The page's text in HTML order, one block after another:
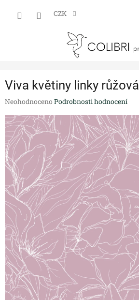
CZK
Viva květiny linky růžová
Průměrné
produktu
je
0,0
z
5
hvězdiček.
Neohodnoceno Podrobnosti hodnocení